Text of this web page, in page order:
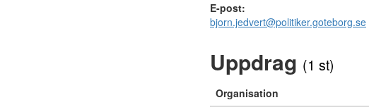
E-post:
bjorn.jedvert@politiker.goteborg.se
Uppdrag (1 st)
Organisation